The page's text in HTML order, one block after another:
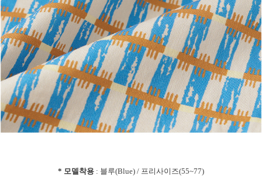
* 모델착용 : 블루(Blue) / 프리사이즈(55~77)